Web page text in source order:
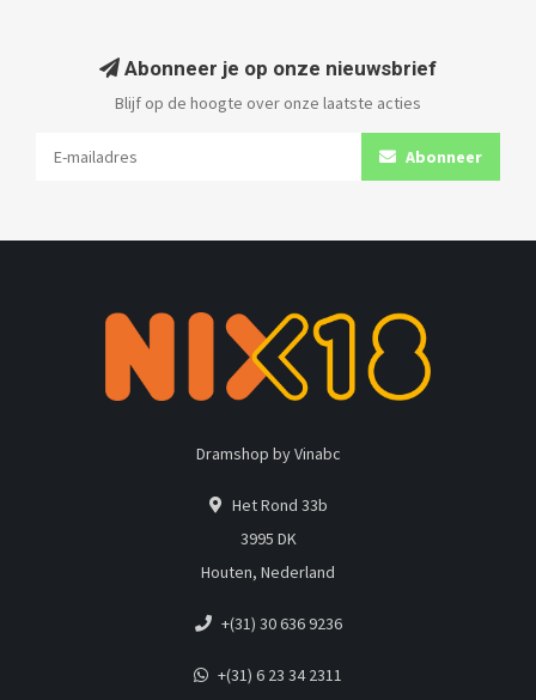
Abonneer je op onze nieuwsbrief
Blijf op de hoogte over onze laatste acties
Abonneer
Dramshop by Vinabc
Het Rond 33b
3995 DK
Houten, Nederland
+(31) 30 636 9236
+(31) 6 23 34 2311